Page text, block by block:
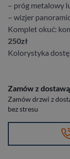
– próg metalowy
– wizjer
Komplet okuć:
250zł
Kolorystyka
Zamów z dostawą
Zamów drzwi z
bez stresu